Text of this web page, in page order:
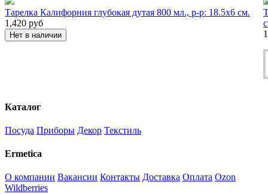
Тарелка Калифорния глубокая дутая 800 мл., р-р: 18.5х6 см.
1,420 руб
Нет в наличии
Каталог
Посуда Приборы Декор Текстиль
Ermetica
О компании Вакансии Контакты Доставка Оплата Ozon
Wildberries